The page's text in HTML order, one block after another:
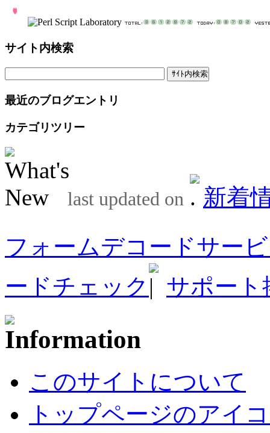
サイト内検索
最近のブログエントリ
カテゴリツリー
last updated on
新着
フォームデコードサー
ードチェック
サポート
このサイトについて
トップページのアイ